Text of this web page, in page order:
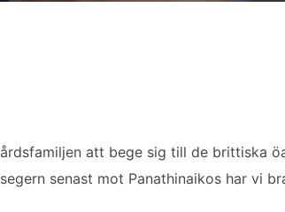
att bege sig till de brittiska
senast mot Panathinaikos har vi